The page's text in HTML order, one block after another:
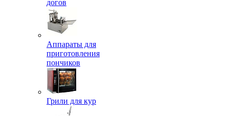
догов
Аппараты для
приготовления
пончиков
Грили для кур